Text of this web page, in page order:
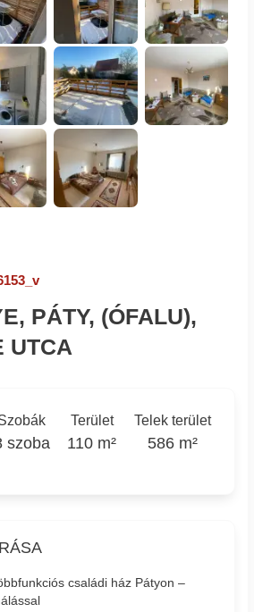
PÁTY, (ÓFALU),
UTCA
szoba
Terület
110 m²
Telek terület
586 m²
családi ház Pátyon –